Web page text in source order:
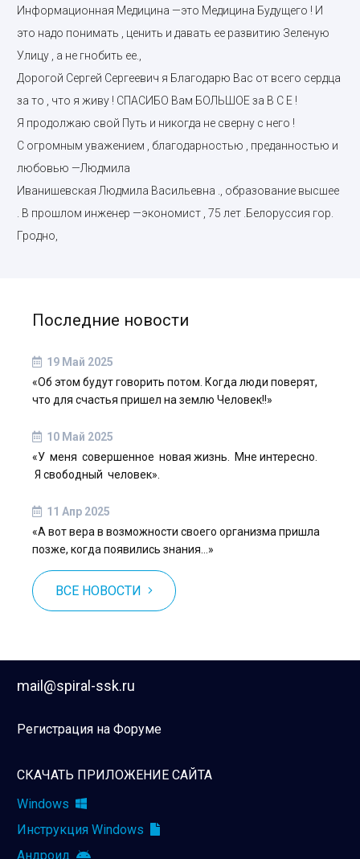
Информационная Медицина —это Медицина Будущего ! И
это надо понимать , ценить и давать ее развитию Зеленую
Улицу , а не гнобить ее.,
Дорогой Сергей Сергеевич я Благодарю Вас от всего сердца
за то , что я живу ! СПАСИБО Вам БОЛЬШОЕ за В С Е !
Я продолжаю свой Путь и никогда не сверну с него !
С огромным уважением , благодарностью , преданностью и
любовью —Людмила
Иванишевская Людмила Васильевна ., образование высшее
. В прошлом инженер —экономист , 75 лет .Белоруссия гор.
Гродно,
Последние новости
19 Май 2025
«Об этом будут говорить потом. Когда люди поверят,
что для счастья пришел на землю Человек!!»
10 Май 2025
«У меня совершенное новая жизнь. Мне интересно.
Я свободный человек».
11 Апр 2025
«А вот вера в возможности своего организма пришла
позже, когда появились знания…»
ВСЕ НОВОСТИ
mail@spiral-ssk.ru
Регистрация на Форуме
СКАЧАТЬ ПРИЛОЖЕНИЕ САЙТА
Windows
Инструкция Windows
Андроид